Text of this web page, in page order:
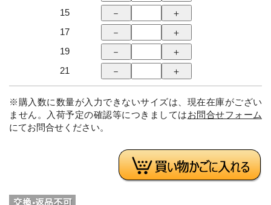
15
17
19
21
※購入数に数量が入力できないサイズは、現在在庫がござい
ません。入荷予定の確認等につきましてはお問合せフォーム
にてお問合せください。